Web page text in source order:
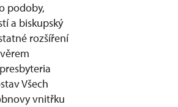
podoby,
a biskupský
rozšíření
Všech
vnitřku